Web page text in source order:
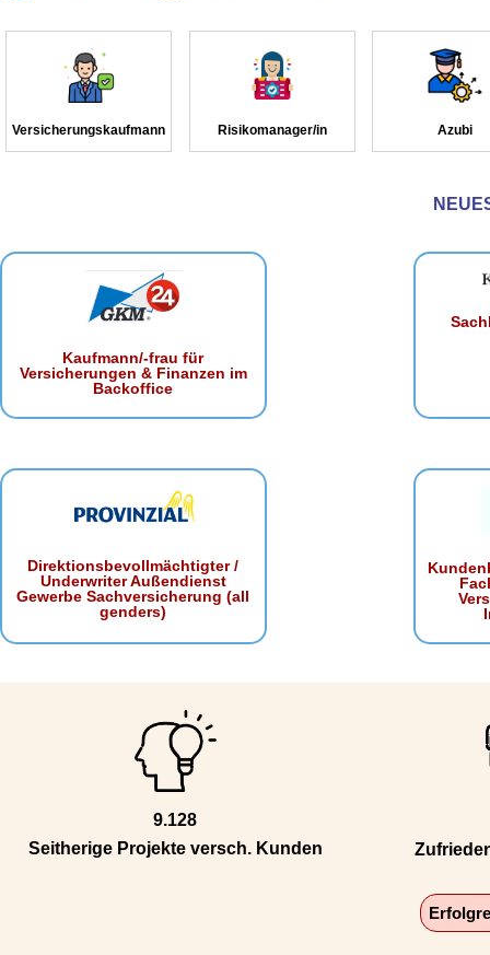
Versicherungskaufmann Risikomanager/in Azubi
Kaufmann/-frau für
Versicherungen & Finanzen im
Backoffice
Direktionsbevollmächtigter /
Underwriter Außendienst
Gewerbe Sachversicherung (all
genders)
9.128
Seitherige Projekte versch. Kunden